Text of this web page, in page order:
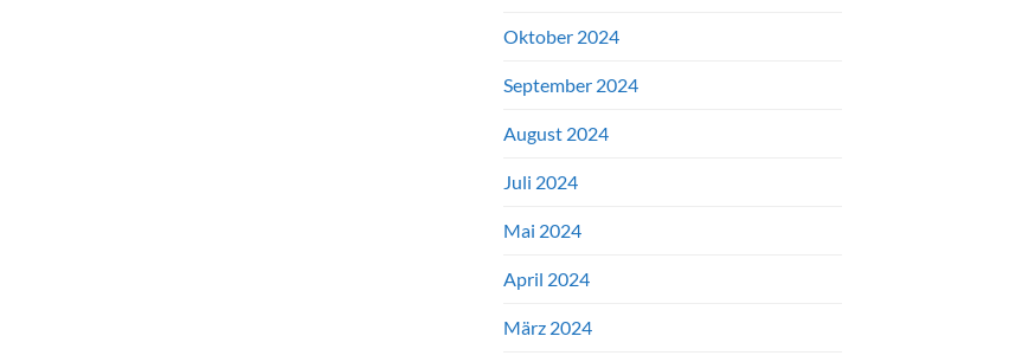
Oktober 2024
September 2024
August 2024
Juli 2024
Mai 2024
April 2024
März 2024